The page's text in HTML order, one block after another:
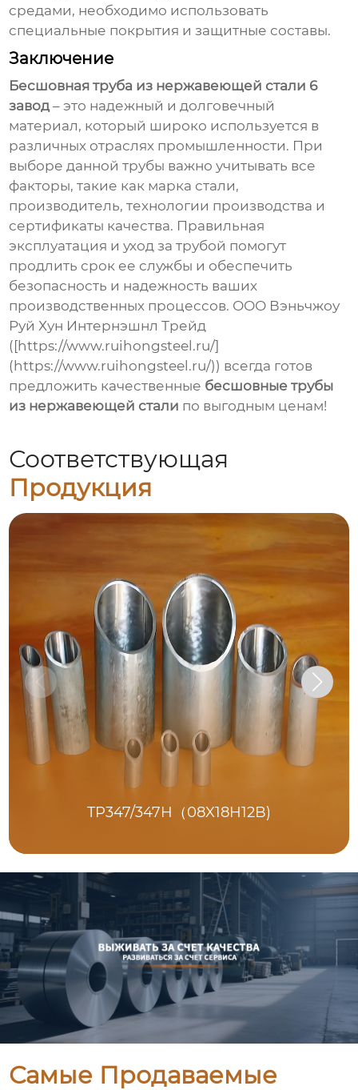
средами, необходимо использовать
специальные покрытия и защитные составы.
Заключение
Бесшовная труба из нержавеющей стали 6
завод – это надежный и долговечный
материал, который широко используется в
различных отраслях промышленности. При
выборе данной трубы важно учитывать все
факторы, такие как марка стали,
производитель, технологии производства и
сертификаты качества. Правильная
эксплуатация и уход за трубой помогут
продлить срок ее службы и обеспечить
безопасность и надежность ваших
производственных процессов. ООО Вэньчжоу
Руй Хун Интернэшнл Трейд
([https://www.ruihongsteel.ru/]
(https://www.ruihongsteel.ru/)) всегда готов
предложить качественные бесшовные трубы
из нержавеющей стали по выгодным ценам!
Соответствующая
Продукция
TP347/347H（08X18H12B)
Самые Продаваемые